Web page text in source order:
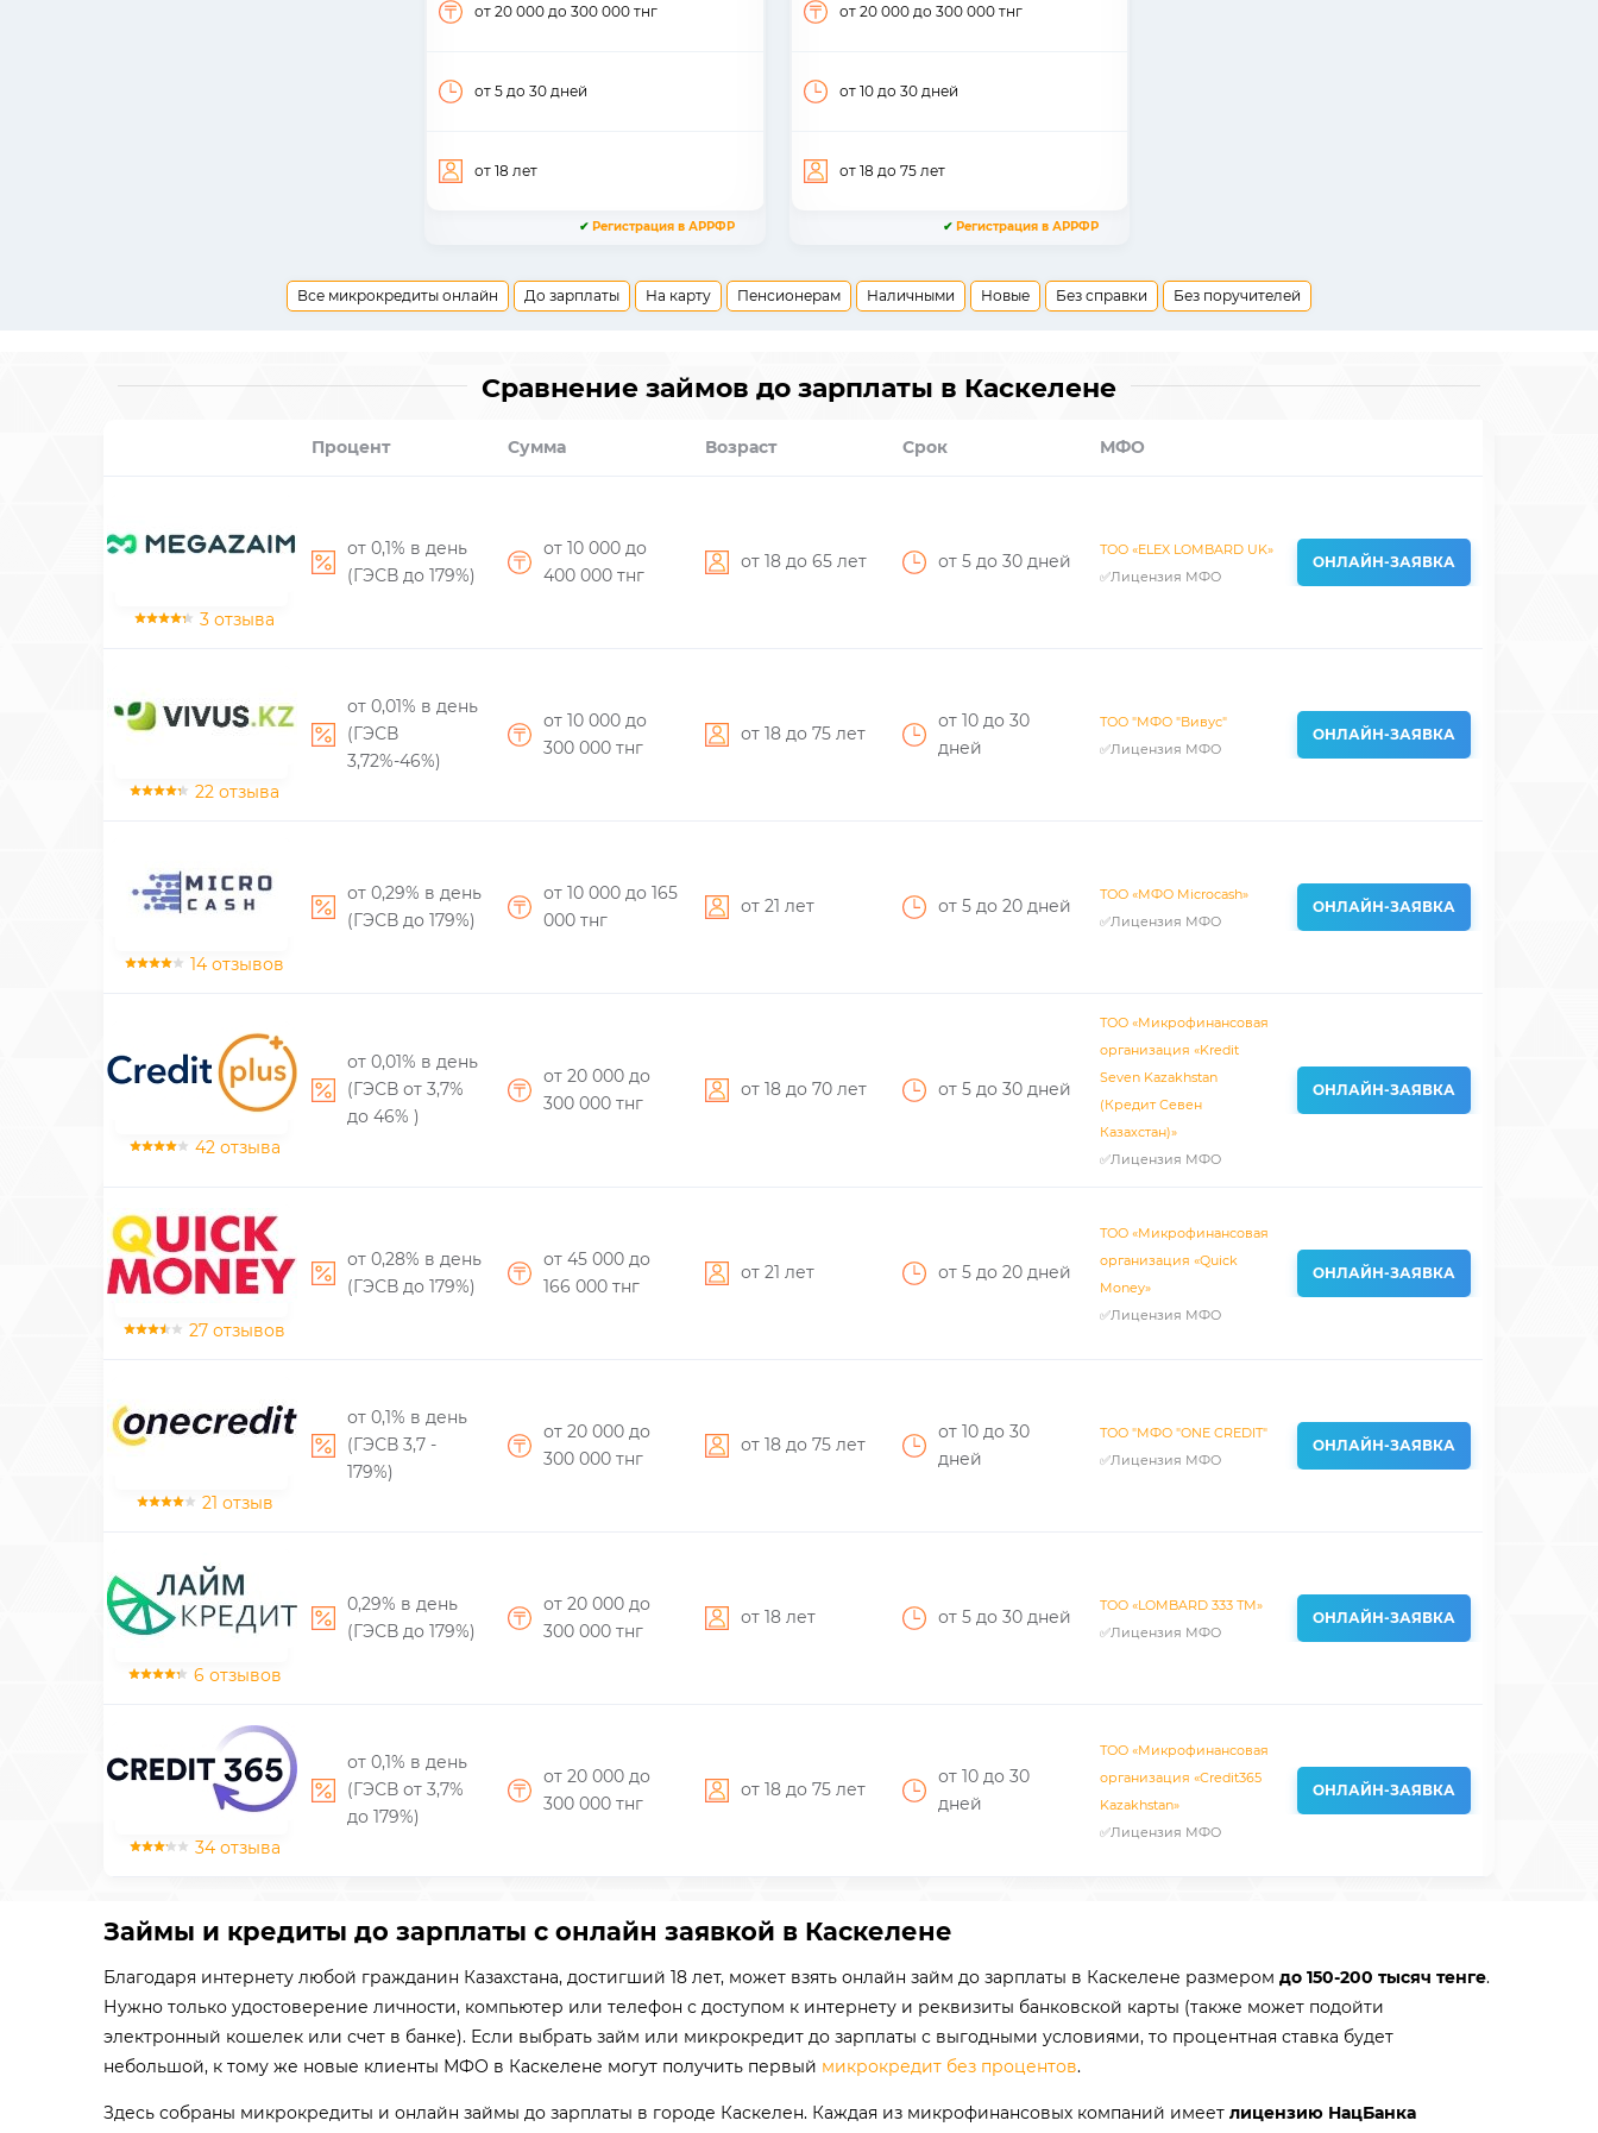
от 20 000 до 300 000 тнг
от 5 до 30 дней
от 18 лет
✔Регистрация в АРРФР
от 20 000 до 300 000тнг
от 10 до 30дней
от 18 до 75лет
✔ Регистрация в АРРФР
Все микрокредиты онлайн До зарплаты На карту Пенсионерам Наличными Новые Без справки Без поручителей
Сравнение займов до зарплаты в Каскелене
Процент Сумма Возраст Срок МФО
3 отзыва
от 0,1% в день
(ГЭСВ до 179%)
от 10 000 до
400 000 тнг
от 18 до 65 лет от 5 до 30 дней
ТОО «ELEX LOMBARD UK»
✅Лицензия МФО
ОНЛАЙН-ЗАЯВКА
22 отзыва
от 0,01% в день
(ГЭСВ
3,72%-46%)
от 10 000 до
300 000 тнг
от 18 до 75 лет
от 10 до 30
дней
ТОО "МФО "Вивус"
✅Лицензия МФО
ОНЛАЙН-ЗАЯВКА
14 отзывов
от 0,29% в день
(ГЭСВ до 179%)
от 10 000 до 165
000 тнг
от 21 лет от 5 до 20 дней
ТОО «МФО Microcash»
✅Лицензия МФО
ОНЛАЙН-ЗАЯВКА
42 отзыва
от 0,01% в день
(ГЭСВ от 3,7%
до 46% )
от 20 000 до
300 000 тнг
от 18 до 70 лет от 5 до 30 дней
ТОО «Микрофинансовая
организация «Kredit
Seven Kazakhstan
(Кредит Севен
Казахстан)»
✅Лицензия МФО
ОНЛАЙН-ЗАЯВКА
27 отзывов
от 0,28% в день
(ГЭСВ до 179%)
от 45 000 до
166 000 тнг
от 21 лет от 5 до 20 дней
ТОО «Микрофинансовая
организация «Quick
Money»
✅Лицензия МФО
ОНЛАЙН-ЗАЯВКА
21 отзыв
от 0,1% в день
(ГЭСВ 3,7 -
179%)
от 20 000 до
300 000 тнг
от 18 до 75 лет
от 10 до 30
дней
ТОО "МФО "ONE CREDIT"
✅Лицензия МФО
ОНЛАЙН-ЗАЯВКА
6 отзывов
0,29% в день
(ГЭСВ до 179%)
от 20 000 до
300 000 тнг
от 18 лет от 5 до 30 дней
TOO «LOMBARD 333 ТМ»
✅Лицензия МФО
ОНЛАЙН-ЗАЯВКА
34 отзыва
от 0,1% в день
(ГЭСВ от 3,7%
до 179%)
от 20 000 до
300 000 тнг
от 18 до 75 лет
от 10 до 30
дней
ТОО «Микрофинансовая
организация «Credit365
Kazakhstan»
✅Лицензия МФО
ОНЛАЙН-ЗАЯВКА
Займы и кредиты до зарплаты с онлайн заявкой в Каскелене
Благодаря интернету любой гражданин Казахстана, достигший 18 лет, может взять онлайн займ до зарплаты в Каскелене размером до 150-200 тысяч тенге.
Нужно только удостоверение личности, компьютер или телефон с доступом к интернету и реквизиты банковской карты (также может подойти
электронный кошелек или счет в банке). Если выбрать займ или микрокредит до зарплаты с выгодными условиями, то процентная ставка будет
небольшой, к тому же новые клиенты МФО в Каскелене могут получить первый микрокредит без процентов.
Здесь собраны микрокредиты и онлайн займы до зарплаты в городе Каскелен. Каждая из микрофинансовых компаний имеет лицензию НацБанка